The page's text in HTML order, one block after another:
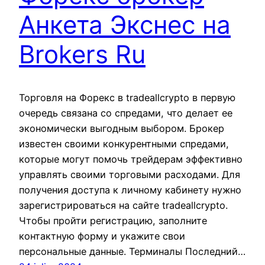
Анкета Экснес на
Brokers Ru
Торговля на Форекс в tradeallcrypto в первую
очередь связана со спредами, что делает ее
экономически выгодным выбором. Брокер
известен своими конкурентными спредами,
которые могут помочь трейдерам эффективно
управлять своими торговыми расходами. Для
получения доступа к личному кабинету нужно
зарегистрироваться на сайте tradeallcrypto.
Чтобы пройти регистрацию, заполните
контактную форму и укажите свои
персональные данные. Терминалы Последний…